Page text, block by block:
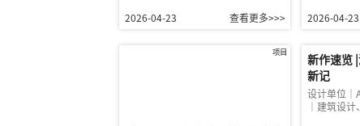
2026-04-23 查看更多>>> 2026-04-23
项目
新作速览
新记
设计单位｜
｜建筑设